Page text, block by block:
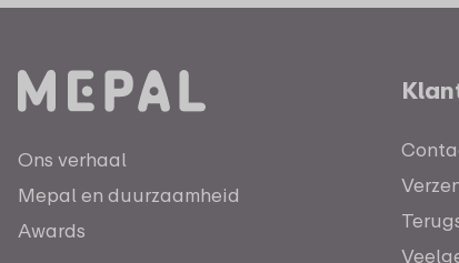
Ons verhaal
Mepal en duurzaamheid
Awards